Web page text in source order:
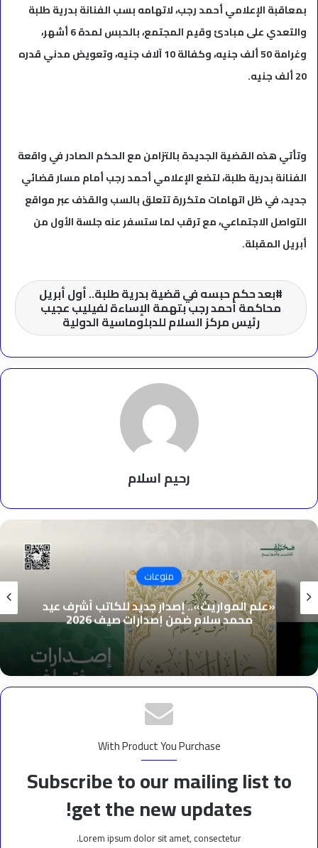
بمعاقبة الإعلامي أحمد رجب، لاتهامه بسب الفنانة بدرية طلبة
والتعدي على مبادئ وقيم المجتمع، بالحبس لمدة 6 أشهر،
وغرامة 50 ألف جنيه، وكفالة 10 آلاف جنيه، وتعويض مدني قدره
20 ألف جنيه.
وتأتي هذه القضية الجديدة بالتزامن مع الحكم الصادر في واقعة
الفنانة بدرية طلبة، لتضع الإعلامي أحمد رجب أمام مسار قضائي
جديد، في ظل اتهامات متكررة تتعلق بالسب والقذف عبر مواقع
التواصل الاجتماعي، مع ترقب لما ستسفر عنه جلسة الأول من
أبريل المقبلة.
بعد حكم حبسه في قضية بدرية طلبة.. أول أبريل
محاكمة أحمد رجب بتهمة الإساءة لفيليب عجيب
رئيس مركز السلام للدبلوماسية الدولية
رحيم اسلام
منوعات
«علم المواريث».. إصدار جديد للكاتب أشرف عيد
محمد سلام ضمن إصدارات صيف 2026
With Product You Purchase
Subscribe to our mailing list to
get the new updates!
Lorem ipsum dolor sit amet, consectetur.